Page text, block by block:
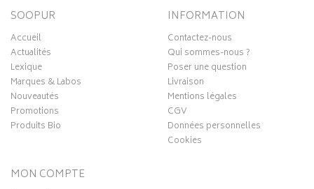
SOOPUR
Accueil
Actualités
Lexique
Marques & Labos
Nouveautés
Promotions
Produits Bio
INFORMATION
Contactez-nous
Qui sommes-nous ?
Poser une question
Livraison
Mentions légales
CGV
Données personnelles
Cookies
MON COMPTE